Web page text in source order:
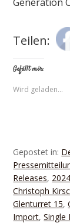
Teilen:
Gefällt mir:
Wird geladen...
Gepostet in:
Releases,
Christoph
Glenturret 15,
Import,Single